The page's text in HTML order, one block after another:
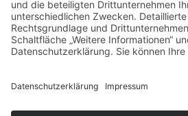
Kontakt Impressum
Diese Website ist mit viel ❤